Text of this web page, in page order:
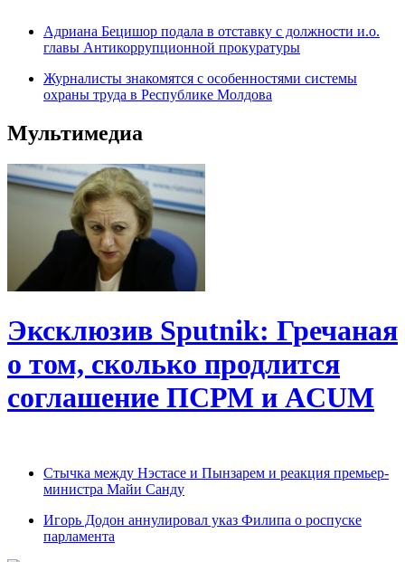
Адриана Бецишор подала в отставку с должности и.о.
главы Антикоррупционной прокуратуры
Журналисты знакомятся с особенностями системы
охраны труда в Республике Молдова
Мультимедиа
Эксклюзив Sputnik: Гречаная
о том, сколько продлится
соглашение ПСРМ и ACUM
Cтычка между Нэстасе и Пынзарем и реакция премьер-
министра Майи Санду
Игорь Додон аннулировал указ Филипа о роспуске
парламента